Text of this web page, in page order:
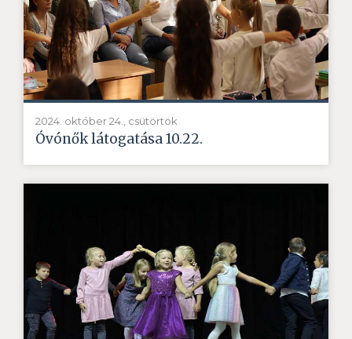
2024. október 24., csütörtök
Óvónők látogatása 10.22.